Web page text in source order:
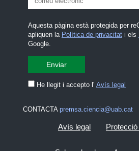
Aquesta pàgina està protegida per
apliquen la Política de privacitati els
Google.
He llegit i accepto l' Avís legal
CONTACTA premsa.ciencia@uab.cat
Avís legal